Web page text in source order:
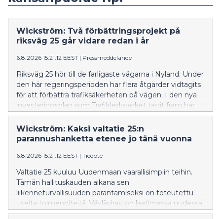
Wickström: Två förbättringsprojekt på
riksväg 25 går vidare redan i år
6.8.2026 15:21:12 EEST | Pressmeddelande
Riksväg 25 hör till de farligaste vägarna i Nyland. Under
den här regeringsperioden har flera åtgärder vidtagits
för att förbättra trafiksäkerheten på vägen. I den nya
investeringsplan som Trafikledsverket tagit fram har
åtgärder längs riksväg 25 prioriterats.
Wickström: Kaksi valtatie 25:n
parannushanketta etenee jo tänä vuonna
6.8.2026 15:21:12 EEST | Tiedote
Valtatie 25 kuuluu Uudenmaan vaarallisimpiin teihin.
Tämän hallituskauden aikana sen
liikenneturvallisuuden parantamiseksi on toteutettu
useita toimenpiteitä. Väyläviraston laatimassa uudessa
investointiohjelmassa valtatie 25:n kehittämistoimet